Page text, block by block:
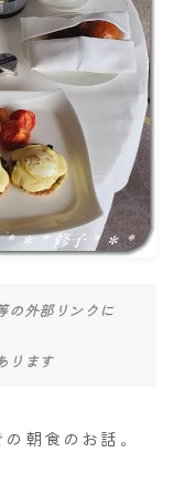
の外部リンクに
ります
朝食のお話。